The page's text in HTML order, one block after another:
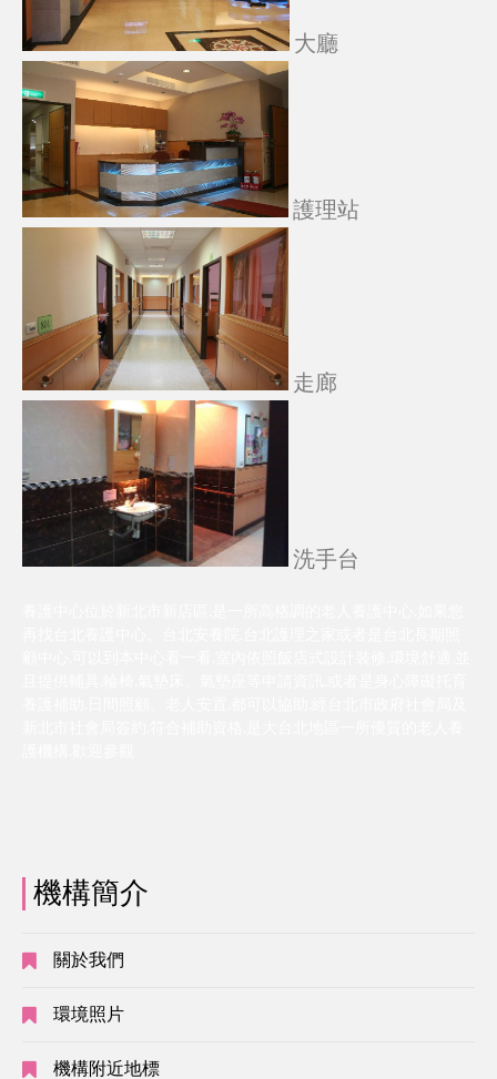
大廳
護理站
走廊
洗手台
機構簡介
關於我們
環境照片
機構附近地標